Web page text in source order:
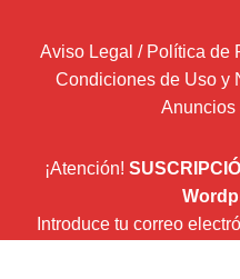
Aviso Legal / Política de
Condiciones de Uso y
Anuncios
¡Atención!
Introduce tu correo